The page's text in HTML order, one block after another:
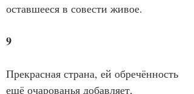
оставшееся в совести живое.
9
Прекрасная страна, ей обречённость
ещё очарованья добавляет,